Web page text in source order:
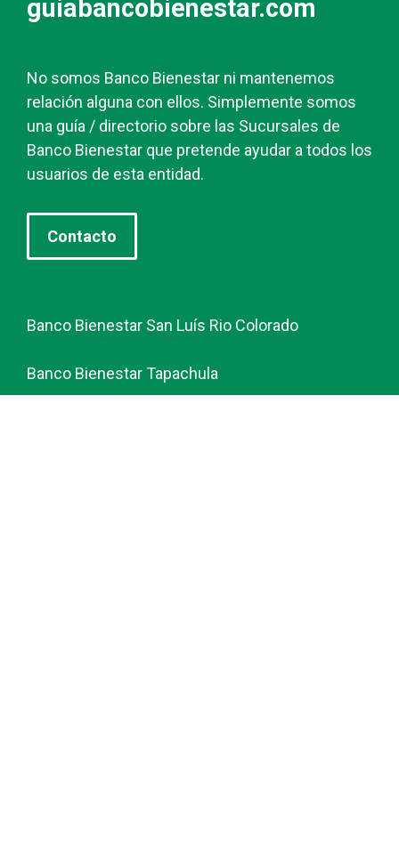
guiabancobienestar.com
No somos Banco Bienestar ni mantenemos
relación alguna con ellos. Simplemente somos
una guía / directorio sobre las Sucursales de
Banco Bienestar que pretende ayudar a todos los
usuarios de esta entidad.
Contacto
Banco Bienestar San Luís Rio Colorado
Banco Bienestar Tapachula